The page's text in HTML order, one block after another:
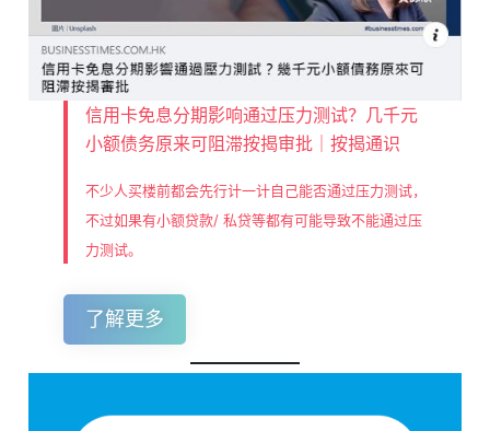
信用卡免息分期影响通过压力测试？几千元
小额债务原来可阻滞按揭审批｜按揭通识
不少人买楼前都会先行计一计自己能否通过压力测试，
不过如果有小额贷款/ 私贷等都有可能导致不能通过压
力测试。
了解更多